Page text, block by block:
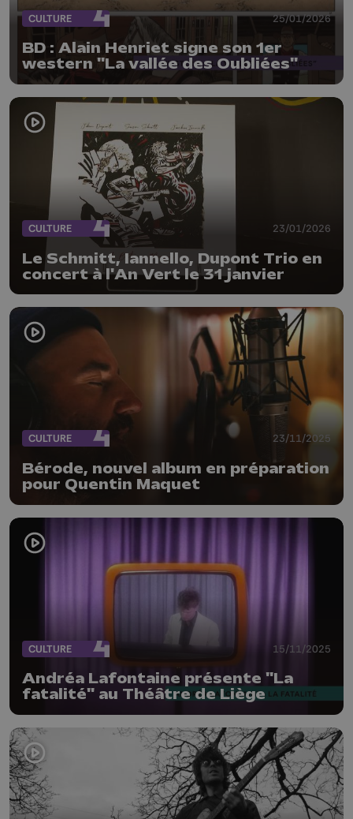
CULTURE 25/01/2026
BD : Alain Henriet signe son 1er
western "La vallée des Oubliées"
CULTURE 23/01/2026
Le Schmitt, Iannello, Dupont Trio en
concert à l'An Vert le 31 janvier
CULTURE 23/11/2025
Bérode, nouvel album en préparation
pour Quentin Maquet
CULTURE 15/11/2025
Andréa Lafontaine présente "La
fatalité" au Théâtre de Liège